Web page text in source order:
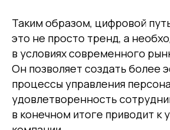
Таким образом, цифровой
это не просто тренд, а
в условиях современного
Он позволяет создать более
процессы управления
удовлетворенность
в конечном итоге приводит к